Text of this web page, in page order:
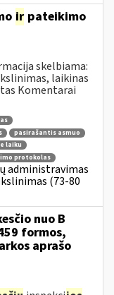
ir pateikimo
skelbiama:
laikinas
Komentarai
pasirašantis asmuo
laiku
protokolas
administravimas
(73-80
nuo B
formos,
aprašo